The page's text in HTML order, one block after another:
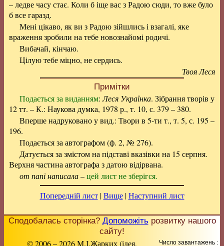
– ледве часу стає. Коли б іще вас з Радою сюди, то вже було
б все гаразд.
Мені цікаво, як ви з Радою зійшлись і взагалі, яке
враження зробили на тебе новознайомі родичі.
Вибачай, кінчаю.
Цілую тебе міцно, не сердись.
Твоя Леся
Примітки
Подається за виданням:Леся Українка. Зібрання творів у
12 тт. – К.: Наукова думка, 1978 р., т. 10, с. 379 – 380.
Вперше надруковано у вид.: Твори в 5-ти т., т. 5, с. 195 –
196.
Подається за автографом (ф. 2, № 276).
Датується за змістом на підставі вказівки на 15 серпня.
Верхня частина автографа з датою відірвана.
от папі написала–цей лист не зберігся.
Попередній лист|Вище|Наступний лист
Сподобалась сторінка? Допоможітьрозвитку нашого
сайту!
© 2006 – 2026 М.І.Жарких (ідея, Число завантажень :